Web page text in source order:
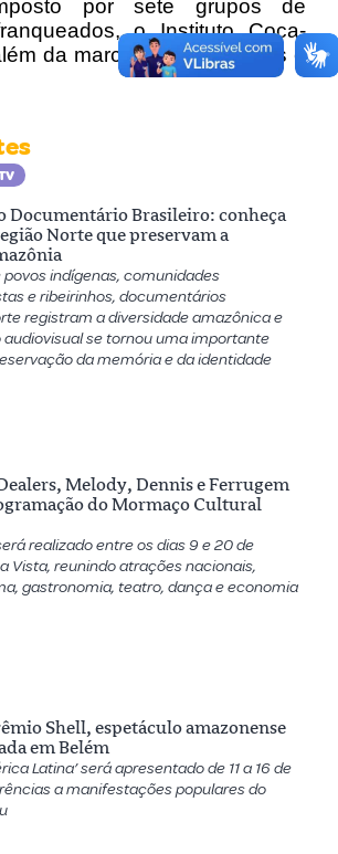
por sete grupos de
o Instituto Coca-
da marca Leão Alimentos e
Documentário Brasileiro: conheça
Norte que preservam a
indígenas, comunidades
e ribeirinhos, documentários
registram a diversidade amazônica e
se tornou uma importante
da memória e da identidade
Melody, Dennis e Ferrugem
do Mormaço Cultural
realizado entre os dias 9 e 20 de
Vista, reunindo atrações nacionais,
gastronomia, teatro, dança e economia
Shell, espetáculo amazonense
em Belém
Latina’ será apresentado de 11 a 16 de
a manifestações populares do